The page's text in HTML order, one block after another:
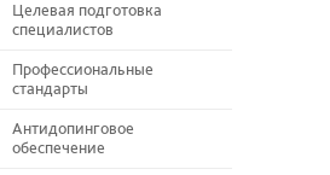
Целевая подготовка
специалистов
Профессиональные
стандарты
Антидопинговое
обеспечение